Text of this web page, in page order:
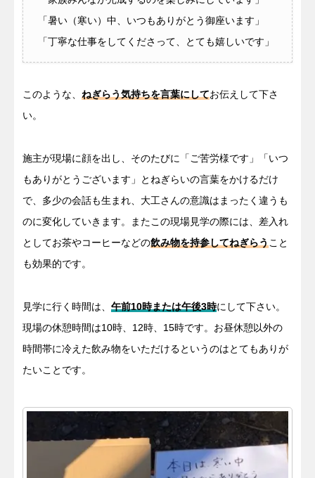
「暑い（寒い）中、いつもありがとう御座います」
「丁寧な仕事をしてくださって、とても嬉しいです」
このような、ねぎらう気持ちを言葉にしてお伝えして下さ
い。
施主が現場に顔を出し、そのたびに「ご苦労様です」「いつ
もありがとうございます」とねぎらいの言葉をかけるだけ
で、多少の会話も生まれ、大工さんの意識はまったく違うも
のに変化していきます。またこの現場見学の際には、差入れ
としてお茶やコーヒーなどの飲み物を持参してねぎらう こと
も効果的です。
見学に行く時間は、午前10時または午後3時にして下さい。
現場の休憩時間は10時、12時、15時です。お昼休憩以外の
時間帯に冷えた飲み物をいただけるというのはとてもありが
たいことです。